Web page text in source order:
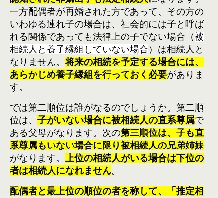
一方配偶者が再婚された方であって、その方の
いわゆる連れ子の場合は、社会的には子と呼ば
れる関係であっても法律上の子でない場合（被
相続人と養子縁組していない場合）は相続人と
なりません。将来の相続を予定する場合には、
あらかじめ養子縁組を行っておく必要がありま
す。
では第二順位は誰がなるのでしょうか。第二順
位は、 子がいない場合に被相続人の直系尊属で
ある父母がなります。次の第三順位は、子も直
系尊属もいない場合に限り被相続人の兄弟姉妹
がなります。 上位の相続人がいる場合は下位の
者は相続人になれません。
配偶者と最上位の順位の者を称して、「推定相